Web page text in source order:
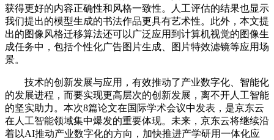
获得更好的内容正确性和风格一致性。人工评估的结果也显示
我们提出的模型生成的书法作品更具有艺术性。此外，本文提
出的图像风格迁移算法还可以广泛应用到计算机视觉的图像生
成任务中，包括个性化广告图片生成、图片特效滤镜等应用场
景。
技术的创新发展与应用，有效推动了产业数字化、智能化
的发展进程，而要实现更高层次的创新发展，离不开人工智能
的坚实助力。本次8篇论文在国际学术会议中发表，是京东云
在人工智能领域集中爆发的重要体现。未来，京东云将继续沿
着以AI推动产业数字化的方向，加快推进产学研用一体化应